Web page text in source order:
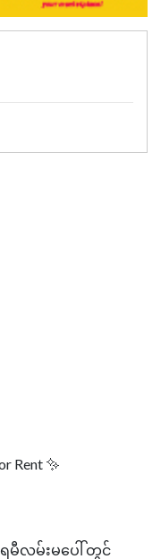
Rent ✨
ရမီလမ်းမပေါ် တွင်